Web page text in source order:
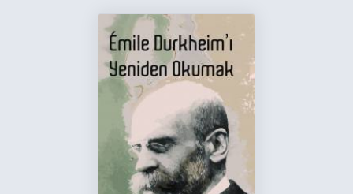
Referanslarımız
Uzaktan Erişim
Anlaşmalı Yayınevleri